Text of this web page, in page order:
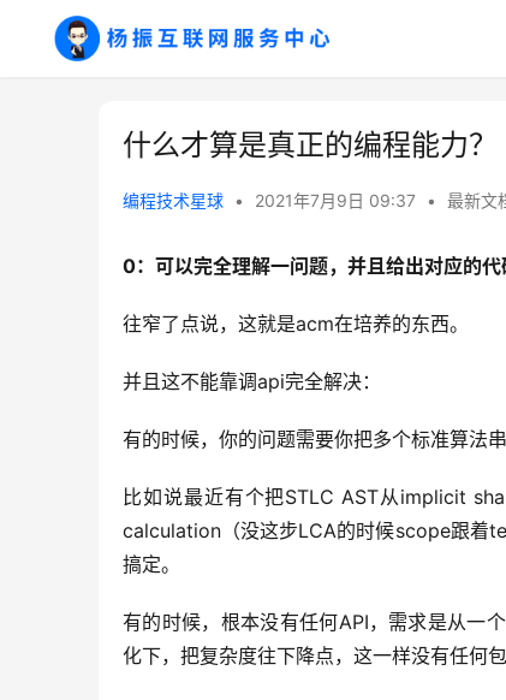
什么才算是真正的编程能力？
编程技术星球 • 2021年7月9日 09:37 • 最新文
0：可以完全理解一问题，并且给出对应的代
往窄了点说，这就是acm在培养的东西。
并且这不能靠调api完全解决：
有的时候，你的问题需要你把多个标准算法串
比如说最近有个把STLC AST从implicit
calculation（没这步LCA的时候scope跟着
搞定。
有的时候，根本没有任何API，需求是从一
化下，把复杂度往下降点，这一样没有任何包